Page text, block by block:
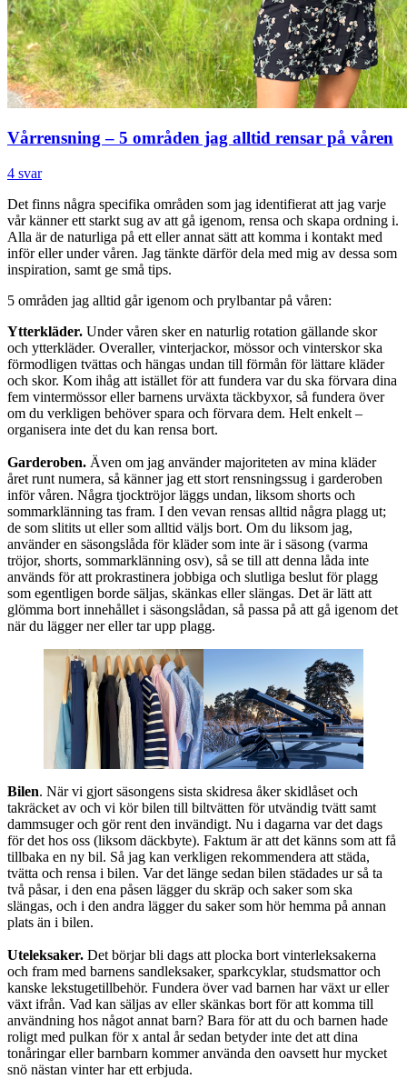
Vårrensning – 5 områden jag alltid rensar på våren
4 svar
Det finns några specifika områden som jag identifierat att jag varje
vår känner ett starkt sug av att gå igenom, rensa och skapa ordning i.
Alla är de naturliga på ett eller annat sätt att komma i kontakt med
inför eller under våren. Jag tänkte därför dela med mig av dessa som
inspiration, samt ge små tips.
5 områden jag alltid går igenom och prylbantar på våren:
Ytterkläder. Under våren sker en naturlig rotation gällande skor
och ytterkläder. Overaller, vinterjackor, mössor och vinterskor ska
förmodligen tvättas och hängas undan till förmån för lättare kläder
och skor. Kom ihåg att istället för att fundera var du ska förvara dina
fem vintermössor eller barnens urväxta täckbyxor, så fundera över
om du verkligen behöver spara och förvara dem. Helt enkelt –
organisera inte det du kan rensa bort.
Garderoben. Även om jag använder majoriteten av mina kläder
året runt numera, så känner jag ett stort rensningssug i garderoben
inför våren. Några tjocktröjor läggs undan, liksom shorts och
sommarklänning tas fram. I den vevan rensas alltid några plagg ut;
de som slitits ut eller som alltid väljs bort. Om du liksom jag,
använder en säsongslåda för kläder som inte är i säsong (varma
tröjor, shorts, sommarklänning osv), så se till att denna låda inte
används för att prokrastinera jobbiga och slutliga beslut för plagg
som egentligen borde säljas, skänkas eller slängas. Det är lätt att
glömma bort innehållet i säsongslådan, så passa på att gå igenom det
när du lägger ner eller tar upp plagg.
Bilen. När vi gjort säsongens sista skidresa åker skidlåset och
takräcket av och vi kör bilen till biltvätten för utvändig tvätt samt
dammsuger och gör rent den invändigt. Nu i dagarna var det dags
för det hos oss (liksom däckbyte). Faktum är att det känns som att få
tillbaka en ny bil. Så jag kan verkligen rekommendera att städa,
tvätta och rensa i bilen. Var det länge sedan bilen städades ur så ta
två påsar, i den ena påsen lägger du skräp och saker som ska
slängas, och i den andra lägger du saker som hör hemma på annan
plats än i bilen.
Uteleksaker. Det börjar bli dags att plocka bort vinterleksakerna
och fram med barnens sandleksaker, sparkcyklar, studsmattor och
kanske lekstugetillbehör. Fundera över vad barnen har växt ur eller
växt ifrån. Vad kan säljas av eller skänkas bort för att komma till
användning hos något annat barn? Bara för att du och barnen hade
roligt med pulkan för x antal år sedan betyder inte det att dina
tonåringar eller barnbarn kommer använda den oavsett hur mycket
snö nästan vinter har ett erbjuda.